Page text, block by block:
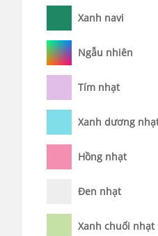
Xanh navi
Ngẫu nhiên
Tím nhạt
Xanh dương
Hồng nhạt
Đen nhạt
Xanh chuối nhạt